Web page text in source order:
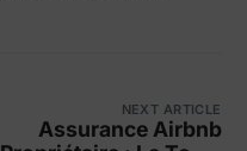
NEXT ARTICLE
Assurance Airbnb